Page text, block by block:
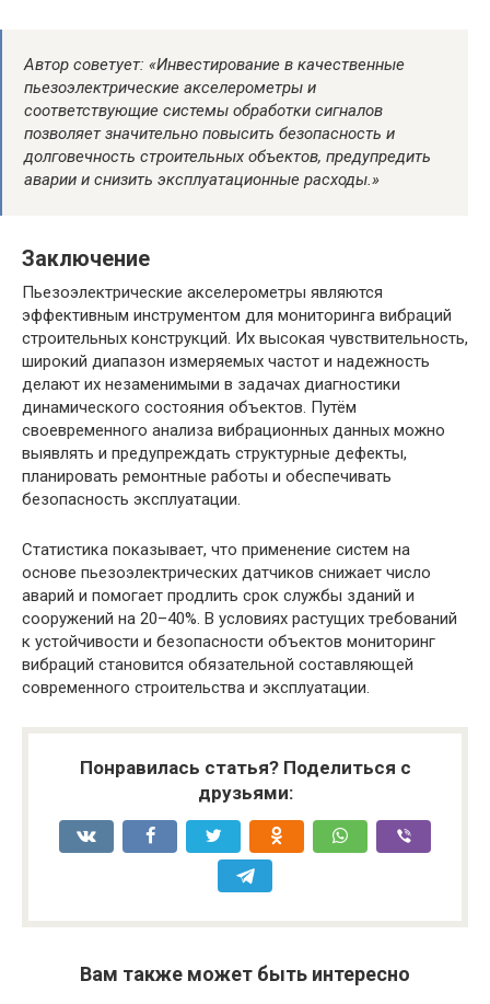
Автор советует: «Инвестирование в качественные
пьезоэлектрические акселерометры и
соответствующие системы обработки сигналов
позволяет значительно повысить безопасность и
долговечность строительных объектов, предупредить
аварии и снизить эксплуатационные расходы.»
Заключение
Пьезоэлектрические акселерометры являются
эффективным инструментом для мониторинга вибраций
строительных конструкций. Их высокая чувствительность,
широкий диапазон измеряемых частот и надежность
делают их незаменимыми в задачах диагностики
динамического состояния объектов. Путём
своевременного анализа вибрационных данных можно
выявлять и предупреждать структурные дефекты,
планировать ремонтные работы и обеспечивать
безопасность эксплуатации.
Статистика показывает, что применение систем на
основе пьезоэлектрических датчиков снижает число
аварий и помогает продлить срок службы зданий и
сооружений на 20–40%. В условиях растущих требований
к устойчивости и безопасности объектов мониторинг
вибраций становится обязательной составляющей
современного строительства и эксплуатации.
Понравилась статья? Поделиться с
друзьями:
Вам также может быть интересно